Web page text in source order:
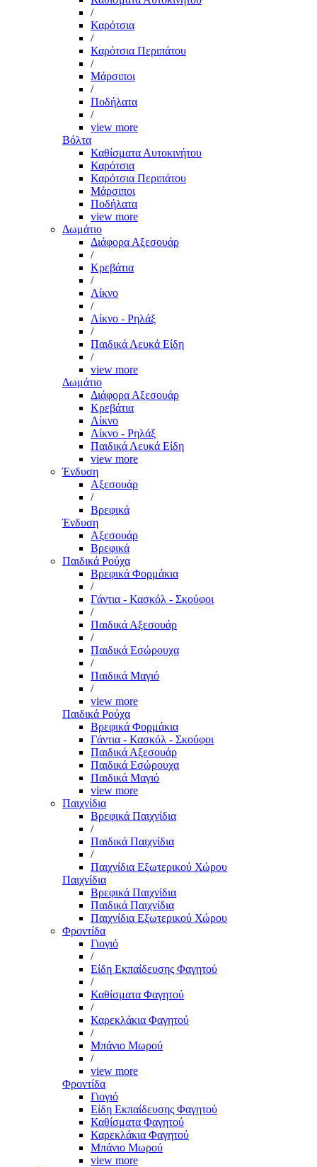
/
Καρότσια
/
Καρότσια Περιπάτου
/
Μάρσιποι
/
Ποδήλατα
/
view more
Βόλτα
Καθίσματα Αυτοκινήτου
Καρότσια
Καρότσια Περιπάτου
Μάρσιποι
Ποδήλατα
view more
Δωμάτιο
Διάφορα Αξεσουάρ
/
Κρεβάτια
/
Λίκνο
/
Λίκνο - Ρηλάξ
/
Παιδικά Λευκά Είδη
/
view more
Δωμάτιο
Διάφορα Αξεσουάρ
Κρεβάτια
Λίκνο
Λίκνο - Ρηλάξ
Παιδικά Λευκά Είδη
view more
Ένδυση
Αξεσουάρ
/
Βρεφικά
Ένδυση
Αξεσουάρ
Βρεφικά
Παιδικά Ρούχα
Βρεφικά Φορμάκια
/
Γάντια - Κασκόλ - Σκούφοι
/
Παιδικά Αξεσουάρ
/
Παιδικά Εσώρουχα
/
Παιδικά Μαγιό
/
view more
Παιδικά Ρούχα
Βρεφικά Φορμάκια
Γάντια - Κασκόλ - Σκούφοι
Παιδικά Αξεσουάρ
Παιδικά Εσώρουχα
Παιδικά Μαγιό
view more
Παιχνίδια
Βρεφικά Παιχνίδια
/
Παιδικά Παιχνίδια
/
Παιχνίδια Εξωτερικού Χώρου
Παιχνίδια
Βρεφικά Παιχνίδια
Παιδικά Παιχνίδια
Παιχνίδια Εξωτερικού Χώρου
Φροντίδα
Γιογιό
/
Είδη Εκπαίδευσης Φαγητού
/
Καθίσματα Φαγητού
/
Καρεκλάκια Φαγητού
/
Μπάνιο Μωρού
/
view more
Φροντίδα
Γιογιό
Είδη Εκπαίδευσης Φαγητού
Καθίσματα Φαγητού
Καρεκλάκια Φαγητού
Μπάνιο Μωρού
view more